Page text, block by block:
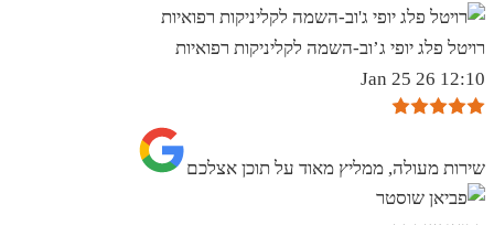
רויטל פלג יופי ג’וב-השמה לקליניקות רפואיות
12:10 26 Jan 25
שירות מעולה, ממליץ מאוד על תוכן אצלכם